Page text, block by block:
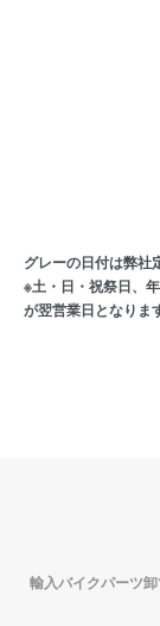
グレーの日付は弊社
※土・日・祝祭日、
が翌営業日となりま
輸入バイクパーツ